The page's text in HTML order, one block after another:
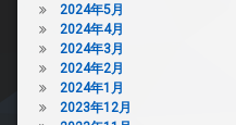
2024年5月
2024年4月
2024年3月
2024年2月
2024年1月
2023年12月